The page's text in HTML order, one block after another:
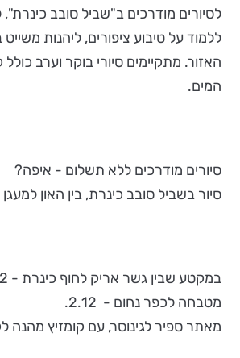
לסיורים מודרכים ב"שביל סובב
ללמוד על טיבוע ציפורים, ליהנות משייט
האזור. מתקיימים סיורי בוקר וערב
המים.
סיורים מודרכים ללא תשלום - איפה?
סיור בשביל סובב כינרת, בין האון למעגן -
במקטע שבין גשר אריק לחוף כינרת - 1.12.
מטבחה לכפר נחום - 2.12.
מאתר ספיר לגינוסר, עם קומזיץ מהנה